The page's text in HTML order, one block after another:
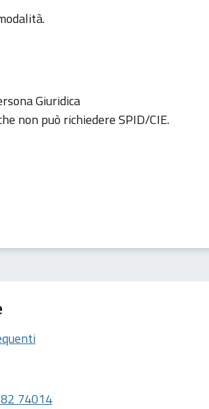
Giuridica
non può richiedere SPID/CIE.
74014